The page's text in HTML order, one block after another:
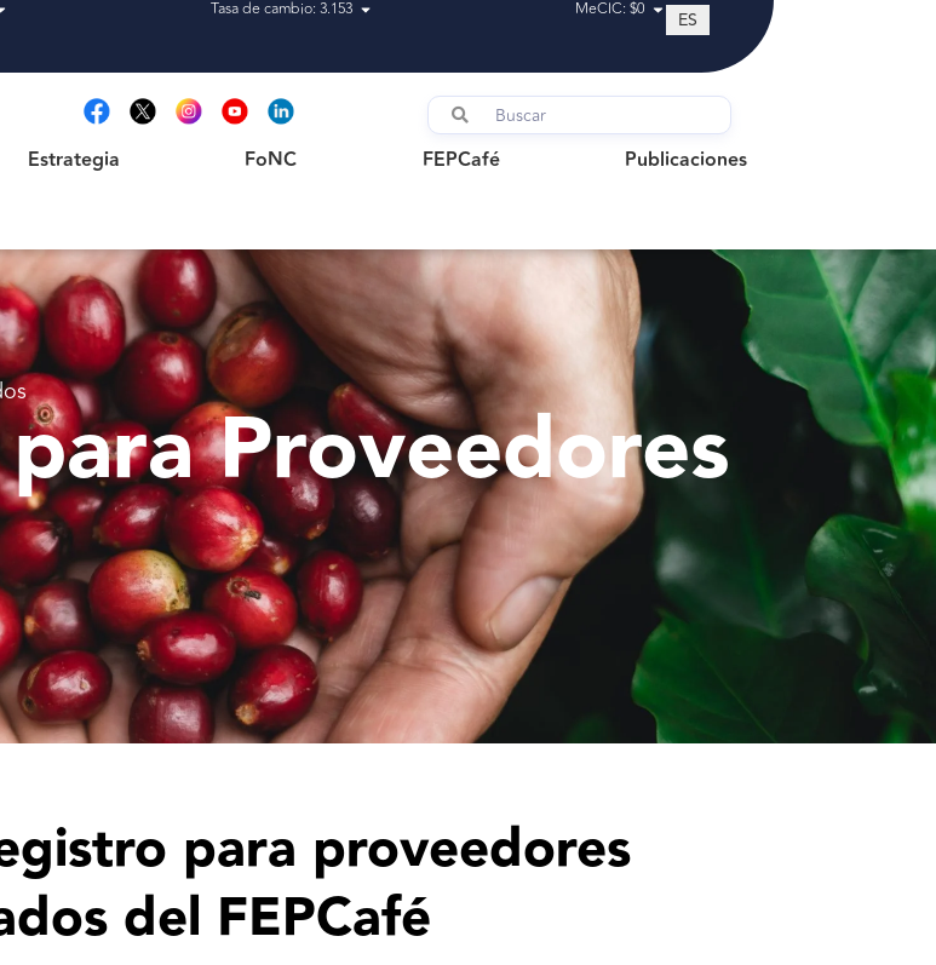
Tasa de cambio: 3.153 MeCIC: $0 ES
Estrategia FoNC FEPCafé Publicaciones
Publicaciones
Proveedores
para proveedores
del FEPCafé